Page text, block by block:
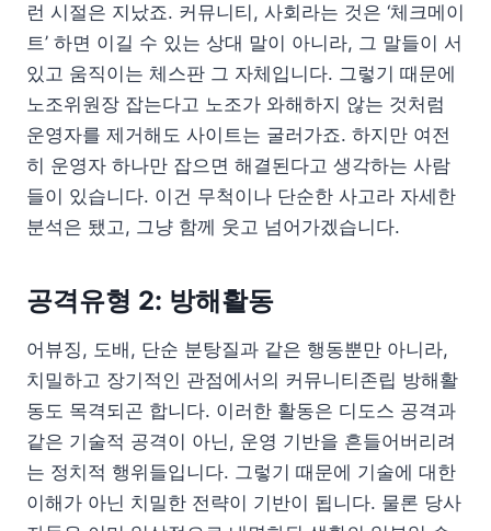
런 시절은 지났죠. 커뮤니티, 사회라는 것은 ‘체크메이
트’ 하면 이길 수 있는 상대 말이 아니라, 그 말들이 서
있고 움직이는 체스판 그 자체입니다. 그렇기 때문에
노조위원장 잡는다고 노조가 와해하지 않는 것처럼
운영자를 제거해도 사이트는 굴러가죠. 하지만 여전
히 운영자 하나만 잡으면 해결된다고 생각하는 사람
들이 있습니다. 이건 무척이나 단순한 사고라 자세한
분석은 됐고, 그냥 함께 웃고 넘어가겠습니다.
공격유형 2: 방해활동
어뷰징, 도배, 단순 분탕질과 같은 행동뿐만 아니라,
치밀하고 장기적인 관점에서의 커뮤니티존립 방해활
동도 목격되곤 합니다. 이러한 활동은 디도스 공격과
같은 기술적 공격이 아닌, 운영 기반을 흔들어버리려
는 정치적 행위들입니다. 그렇기 때문에 기술에 대한
이해가 아닌 치밀한 전략이 기반이 됩니다. 물론 당사